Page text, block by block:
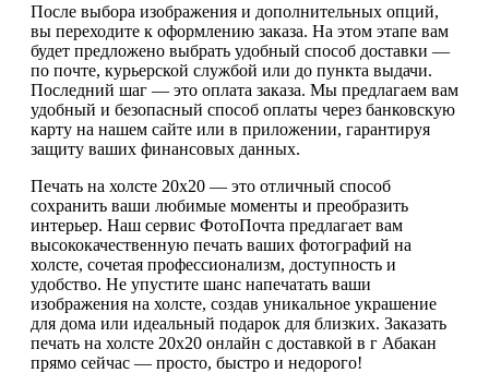
После выбора изображения и дополнительных опций,
вы переходите к оформлению заказа. На этом этапе вам
будет предложено выбрать удобный способ доставки —
по почте, курьерской службой или до пункта выдачи.
Последний шаг — это оплата заказа. Мы предлагаем вам
удобный и безопасный способ оплаты через банковскую
карту на нашем сайте или в приложении, гарантируя
защиту ваших финансовых данных.
Печать на холсте 20х20 — это отличный способ
сохранить ваши любимые моменты и преобразить
интерьер. Наш сервис ФотоПочта предлагает вам
высококачественную печать ваших фотографий на
холсте, сочетая профессионализм, доступность и
удобство. Не упустите шанс напечатать ваши
изображения на холсте, создав уникальное украшение
для дома или идеальный подарок для близких. Заказать
печать на холсте 20х20 онлайн с доставкой в г Абакан
прямо сейчас — просто, быстро и недорого!